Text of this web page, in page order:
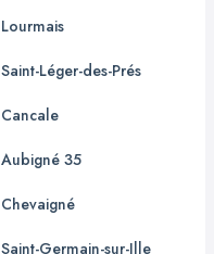
Lourmais
Saint-Léger-des-Prés
Cancale
Aubigné 35
Chevaigné
Saint-Germain-sur-Ille